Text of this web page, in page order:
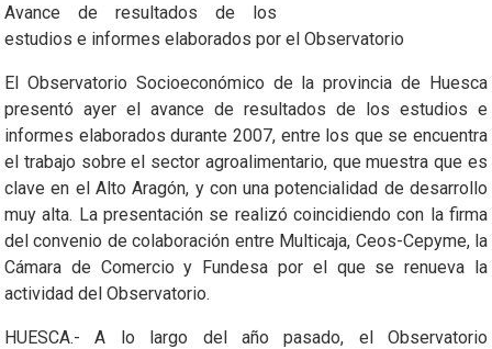
Avance de resultados de los
estudios e informes elaborados por el Observatorio
El Observatorio Socioeconómico de la provincia de Huesca
presentó ayer el avance de resultados de los estudios e
informes elaborados durante 2007, entre los que se encuentra
el trabajo sobre el sector agroalimentario, que muestra que es
clave en el Alto Aragón, y con una potencialidad de desarrollo
muy alta. La presentación se realizó coincidiendo con la firma
del convenio de colaboración entre Multicaja, Ceos-Cepyme, la
Cámara de Comercio y Fundesa por el que se renueva la
actividad del Observatorio.
HUESCA.- A lo largo del año pasado, el Observatorio